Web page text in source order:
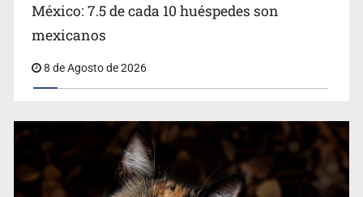
Belinda se corona como la más bella de 2026 en People
México: 7.5 de cada 10 huéspedes son
mexicanos
8 de Agosto de 2026